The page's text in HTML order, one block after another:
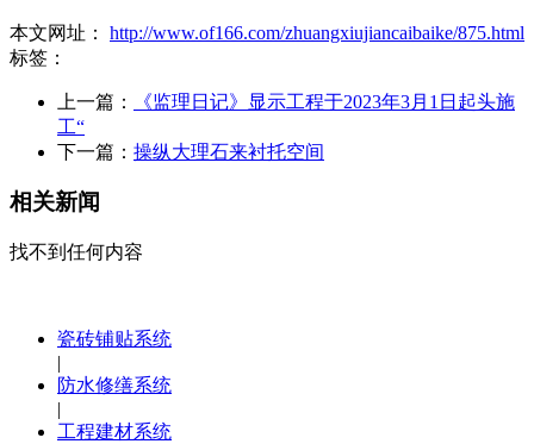
本文网址： http://www.of166.com/zhuangxiujiancaibaike/875.html
标签：
上一篇：
《监理日记》显示工程于2023年3月1日起头施
工“
下一篇： 操纵大理石来衬托空间
相关新闻
找不到任何内容
瓷砖铺贴系统
|
防水修缮系统
|
工程建材系统